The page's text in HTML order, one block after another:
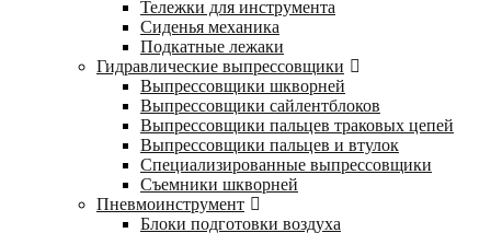
Тележки для инструмента
Сиденья механика
Подкатные лежаки
Гидравлические выпрессовщики
Выпрессовщики шкворней
Выпрессовщики сайлентблоков
Выпрессовщики пальцев траковых цепей
Выпрессовщики пальцев и втулок
Специализированные выпрессовщики
Cъемники шкворней
Пневмоинструмент
Блоки подготовки воздуха